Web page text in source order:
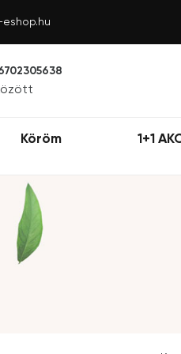
eshop.hu
Köröm 1+1